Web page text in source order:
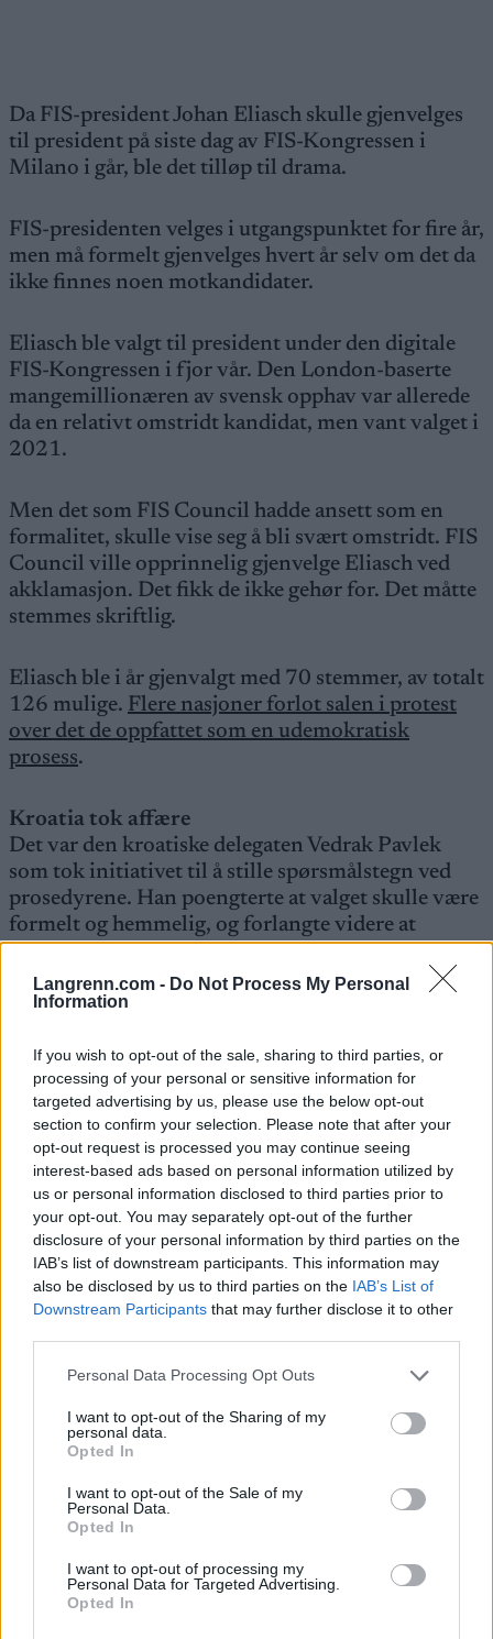
Langrenn.com - Do Not Process My Personal
Information
If you wish to opt-out of the sale, sharing to third parties, or
processing of your personal or sensitive information for
targeted advertising by us, please use the below opt-out
section to confirm your selection. Please note that after your
opt-out request is processed you may continue seeing
interest-based ads based on personal information utilized by
us or personal information disclosed to third parties prior to
your opt-out. You may separately opt-out of the further
disclosure of your personal information by third parties on the
IAB’s list of downstream participants. This information may
also be disclosed by us to third parties on the IAB’s List of
Downstream Participants that may further disclose it to other
Please note that this website/app uses one or more Google
not limited to your visit or usage behaviour. You may click to
grant or deny consent to Google and its third-party tags to
use your data for below specified purposes in below Google
consent section.
Personal Data Processing Opt Outs
I want to opt-out of the Sharing of my
personal data.
Opted In
I want to opt-out of the Sale of my
Personal Data.
Opted In
I want to opt-out of processing my
Personal Data for Targeted Advertising.
Opted In
Da FIS-president Johan Eliasch skulle gjenvelges
til president på siste dag av FIS-Kongressen i
Milano i går, ble det tilløp til drama.
FIS-presidenten velges i utgangspunktet for fire år,
men må formelt gjenvelges hvert år selv om det da
ikke finnes noen motkandidater.
Eliasch ble valgt til president under den digitale
FIS-Kongressen i fjor vår. Den London-baserte
mangemillionæren av svensk opphav var allerede
da en relativt omstridt kandidat, men vant valget i
2021.
Men det som FIS Council hadde ansett som en
formalitet, skulle vise seg å bli svært omstridt. FIS
Council ville opprinnelig gjenvelge Eliasch ved
akklamasjon. Det fikk de ikke gehør for. Det måtte
stemmes skriftlig.
Eliasch ble i år gjenvalgt med 70 stemmer, av totalt
126 mulige. Flere nasjoner forlot salen i protest
over det de oppfattet som en udemokratisk
prosess.
Kroatia tok affære
Det var den kroatiske delegaten Vedrak Pavlek
som tok initiativet til å stille spørsmålstegn ved
prosedyrene. Han poengterte at valget skulle være
formelt og hemmelig, og forlangte videre at
valgmulighetene: Altså for, mot eller blankt.
Netzle, som sa at kun stemmesedler med navnet på
kandidaten ville bli akseptert. Det var ikke noe for
eller mot. Det eneste alternativet til å stemme på
Eliasch, var å la være å stemme.
– I så fall er det imot demokratiske prinsipper,
svarte Pavlek, og fortsatte:
– Delegatene kan i dette tilfellet bare stemme for.
Da ber jeg alle som er enige med meg om å forlate
salen.
Dermed forlot Pavlek og flere andre delegater
salen, inkludert de fra Sveits, Østerrike og
Tyskland.
Også den tyske delegaten uttrykte misnøye med
kjent gjenvalget av Eliasch ugyldig.